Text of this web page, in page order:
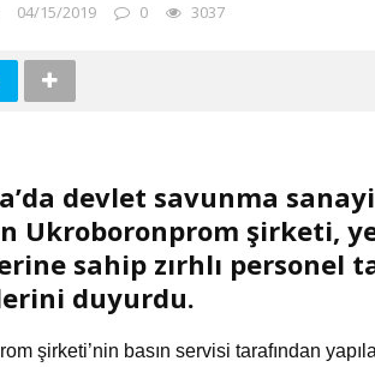
04/15/2019 0 3037
devlet savunma
Ukroboronprom şirketi,
sahip zırhlı personel
duyurdu.
şirketi’nin basın servisi tarafından